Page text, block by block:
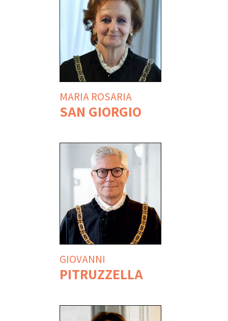
MARIA ROSARIA
SAN GIORGIO
GIOVANNI
PITRUZZELLA